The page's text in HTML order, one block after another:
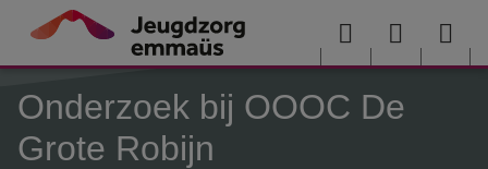
Overslaan en naar de inhoud gaan
Menu User
menu
Onderzoek bij OOOC De
Grote Robijn